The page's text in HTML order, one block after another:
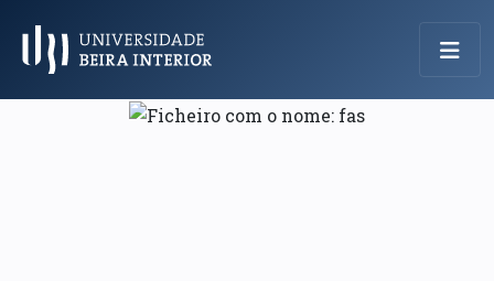
Menu Principal